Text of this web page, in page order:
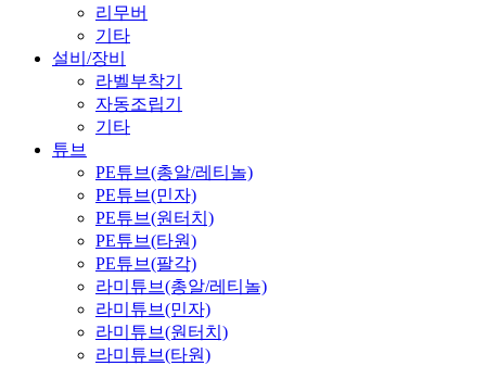
리무버
기타
설비/장비
라벨부착기
자동조립기
기타
튜브
PE튜브(총알/레티놀)
PE튜브(민자)
PE튜브(원터치)
PE튜브(타원)
PE튜브(팔각)
라미튜브(총알/레티놀)
라미튜브(민자)
라미튜브(원터치)
라미튜브(타원)